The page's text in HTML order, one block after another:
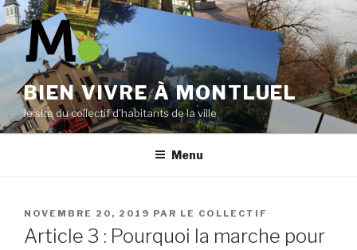
Aller
au
contenu
principal
BIEN VIVRE À MONTLUEL
le site du collectif d'habitants de la ville
Menu
PUBLIÉ
LE
NOVEMBRE 20, 2019 PAR LE COLLECTIF
Article 3 : Pourquoi la marche pour